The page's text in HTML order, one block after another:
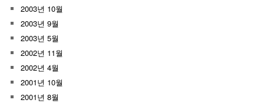
2003년 10월
2003년 9월
2003년 5월
2002년 11월
2002년 4월
2001년 10월
2001년 8월